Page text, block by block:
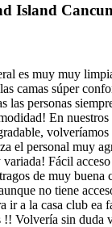
Island
es muy muy
camas súper
las personas
En
volveríamos
el personal muy
Fácil
de muy buena
no tiene
ir a la casa club ea
!! Volvería sin duda